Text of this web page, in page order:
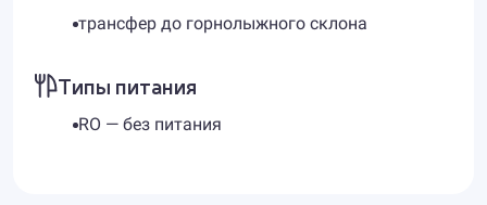
трансфер до горнолыжного склона
Типы питания
RO — без питания